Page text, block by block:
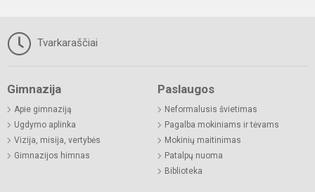
Tvarkaraščiai
Gimnazija
Apie gimnaziją
Ugdymo aplinka
Vizija, misija, vertybės
Gimnazijos himnas
Paslaugos
Neformalusis švietimas
Pagalba mokiniams ir tėvams
Mokinių maitinimas
Patalpų nuoma
Biblioteka